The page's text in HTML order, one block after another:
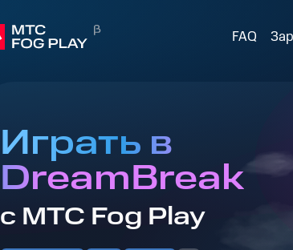
FAQ
Играть в
DreamBreak
с МТС Fog Play